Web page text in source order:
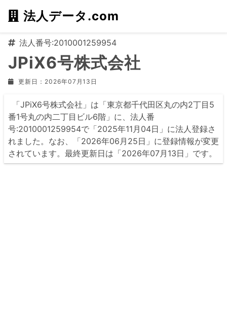
法人データ.com
法人番号:2010001259954
JPiX6号株式会社
更新日：2026年07月13日
「JPiX6号株式会社」は「東京都千代田区丸の内2丁目5
番1号丸の内二丁目ビル6階」に、法人番
号:2010001259954で「2025年11月04日」に法人登録さ
れました。なお、「2026年06月25日」に登録情報が変更
されています。最終更新日は「2026年07月13日」です。